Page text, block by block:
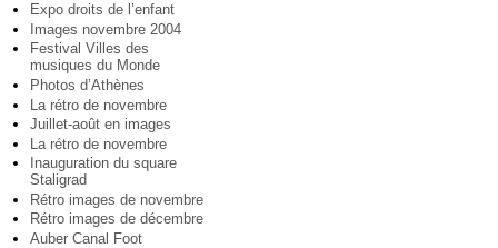
Expo droits de l’enfant
Images novembre 2004
Festival Villes des
musiques du Monde
Photos d’Athènes
La rétro de novembre
Juillet-août en images
La rétro de novembre
Inauguration du square
Staligrad
Rétro images de novembre
Rétro images de décembre
Auber Canal Foot